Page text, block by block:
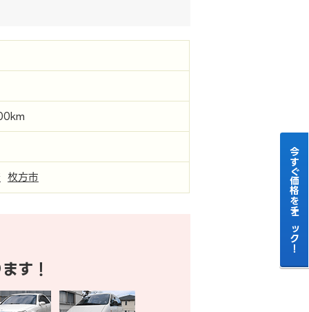
枚方市
す！
今すぐ価格をチェック！